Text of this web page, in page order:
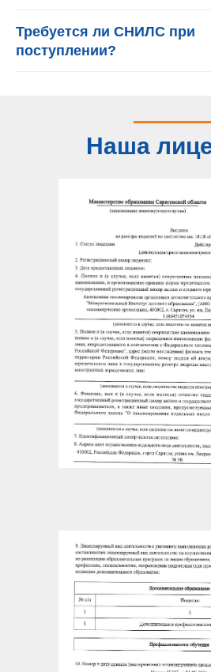
Требуется ли СНИЛС при
поступлении?
Наша